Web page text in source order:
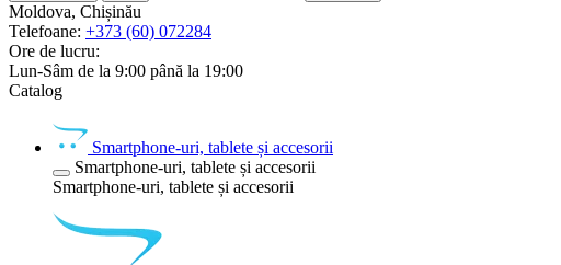
Moldova, Chișinău
Telefoane: +373 (60) 072284
Ore de lucru:
Lun-Sâm de la 9:00 până la 19:00
Catalog
Smartphone-uri, tablete și accesorii
Smartphone-uri, tablete și accesorii
Smartphone-uri, tablete și accesorii